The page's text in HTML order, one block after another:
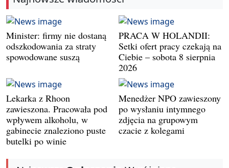
Minister: firmy nie dostaną
odszkodowania za straty
spowodowane suszą
PRACA W HOLANDII:
Setki ofert pracy czekają na
Ciebie – sobota 8 sierpnia
2026
Lekarka z Rhoon
zawieszona. Pracowała pod
wpływem alkoholu, w
gabinecie znaleziono puste
butelki po winie
Menedżer NPO zawieszony
po wysłaniu intymnego
zdjęcia na grupowym
czacie z kolegami